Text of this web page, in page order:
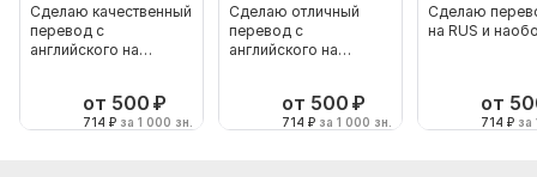
Сделаю качественный
перевод с
английского на
от 500 ₽
714 ₽ за 1 000 зн.
Сделаю отличный
перевод с
английского на
от 500 ₽
714 ₽ за 1 000 зн.
Сделаю
на RUS и
от
714 ₽ за